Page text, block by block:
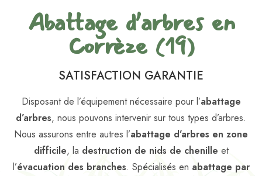
Abattage d’arbres en
Corrèze (19)
SATISFACTION GARANTIE
Disposant de l’équipement nécessaire pour l’abattage
d’arbres, nous pouvons intervenir sur tous types d’arbres.
Nous assurons entre autres l’abattage d’arbres en zone
difficile, la destruction de nids de chenille et
l’évacuation des branches. Spécialisés en abattage par